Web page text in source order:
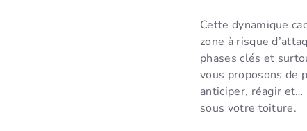
Cette dynamique
zone à risque
phases clés et
vous proposons de
anticiper, réagir et…
sous votre toiture.